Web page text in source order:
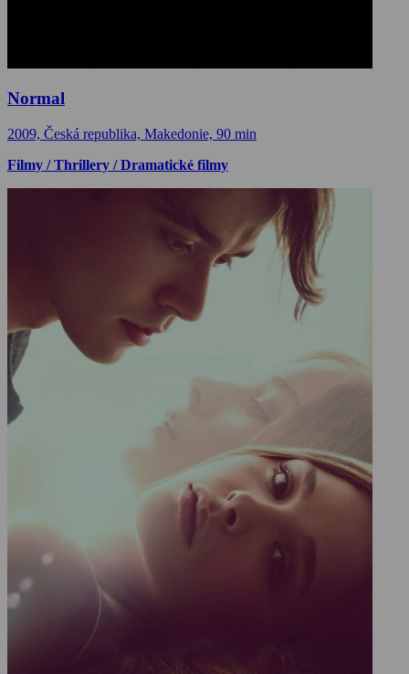
Normal
2009, Česká republika, Makedonie, 90 min
Filmy / Thrillery / Dramatické filmy